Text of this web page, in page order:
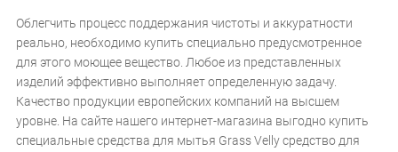
Облегчить процесс поддержания чистоты и аккуратности
реально, необходимо купить специально предусмотренное
для этого моющее вещество. Любое из представленных
изделий эффективно выполняет определенную задачу.
Качество продукции европейских компаний на высшем
уровне. На сайте нашего интернет-магазина выгодно купить
специальные средства для мытья Grass Velly средство для